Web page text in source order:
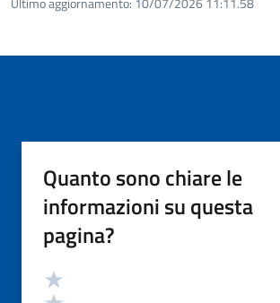
Quanto sono chiare le
informazioni su questa
pagina?
Valutazione